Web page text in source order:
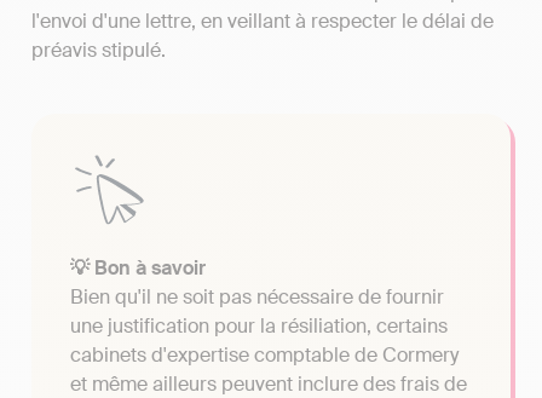
l'envoi d'une lettre, en veillant à respecter le délai de
préavis stipulé.
💡 Bon à savoir
Bien qu'il ne soit pas nécessaire de fournir
une justification pour la résiliation, certains
cabinets d'expertise comptable de Cormery
et même ailleurs peuvent inclure des frais de